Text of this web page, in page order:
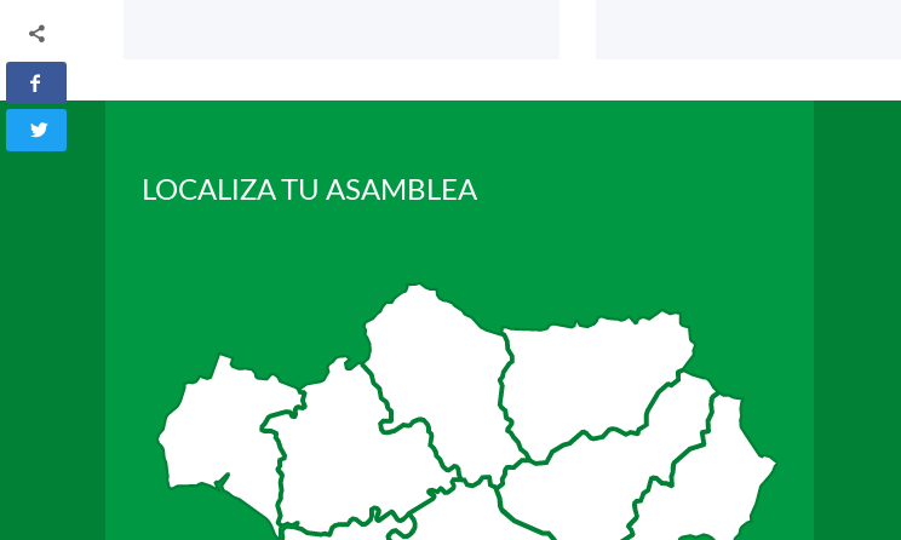
LOCALIZA TU ASAMBLEA